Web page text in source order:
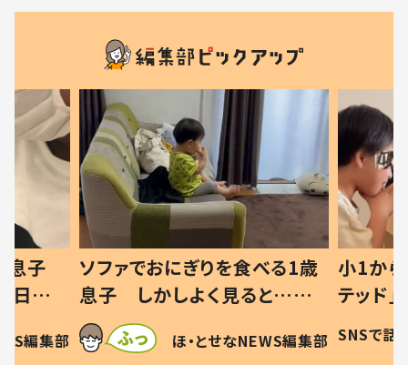
食べる1歳
ると…母
た母の投稿
」「現行
なNEWS編集部
小1から不登校、息子は「ギフ
テッド」だった 父が“ウチ給
食”を作り続ける理由とは #令
和の親 #令和の子
SNSで話題 ほ・とせなNEWS編集部
ひ
が
に
方